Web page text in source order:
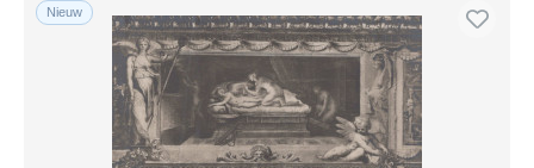
Nieuw